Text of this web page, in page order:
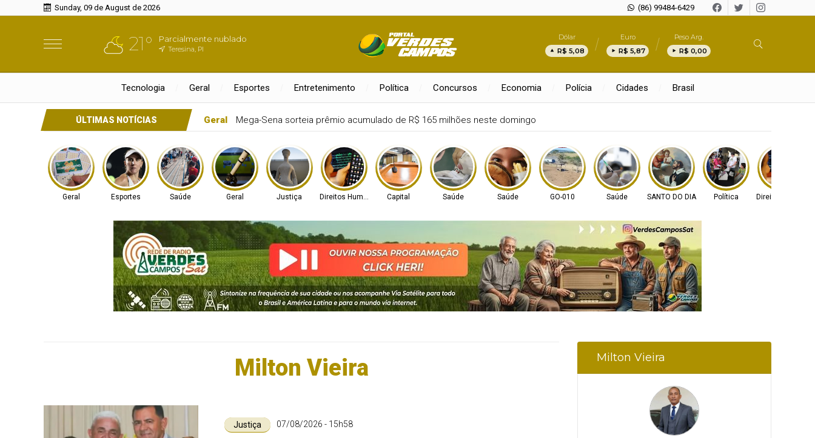
Sunday, 09 de August de 2026 (86) 99484-6429
21° Parcialmente nublado
Teresina, PI
Dólar
R$ 5,08
Euro
R$ 5,87
Peso Arg.
R$ 0,00
Tecnologia Geral Esportes Entretenimento Política Concursos Economia Polícia Cidades Brasil
ÚLTIMAS NOTÍCIAS Esportes Tenista Bia Haddad anuncia pausa na carreira neste segundo semestre
Geral Esportes Saúde Geral Justiça Direitos Humanos Capital Saúde Saúde GO-010 Saúde SANTO DO DIA Política Direitos
Milton Vieira
Justiça 07/08/2026 - 15h58
Milton Vieira